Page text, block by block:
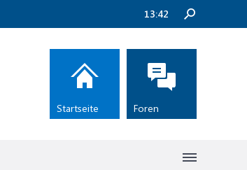
13:42
Startseite Foren